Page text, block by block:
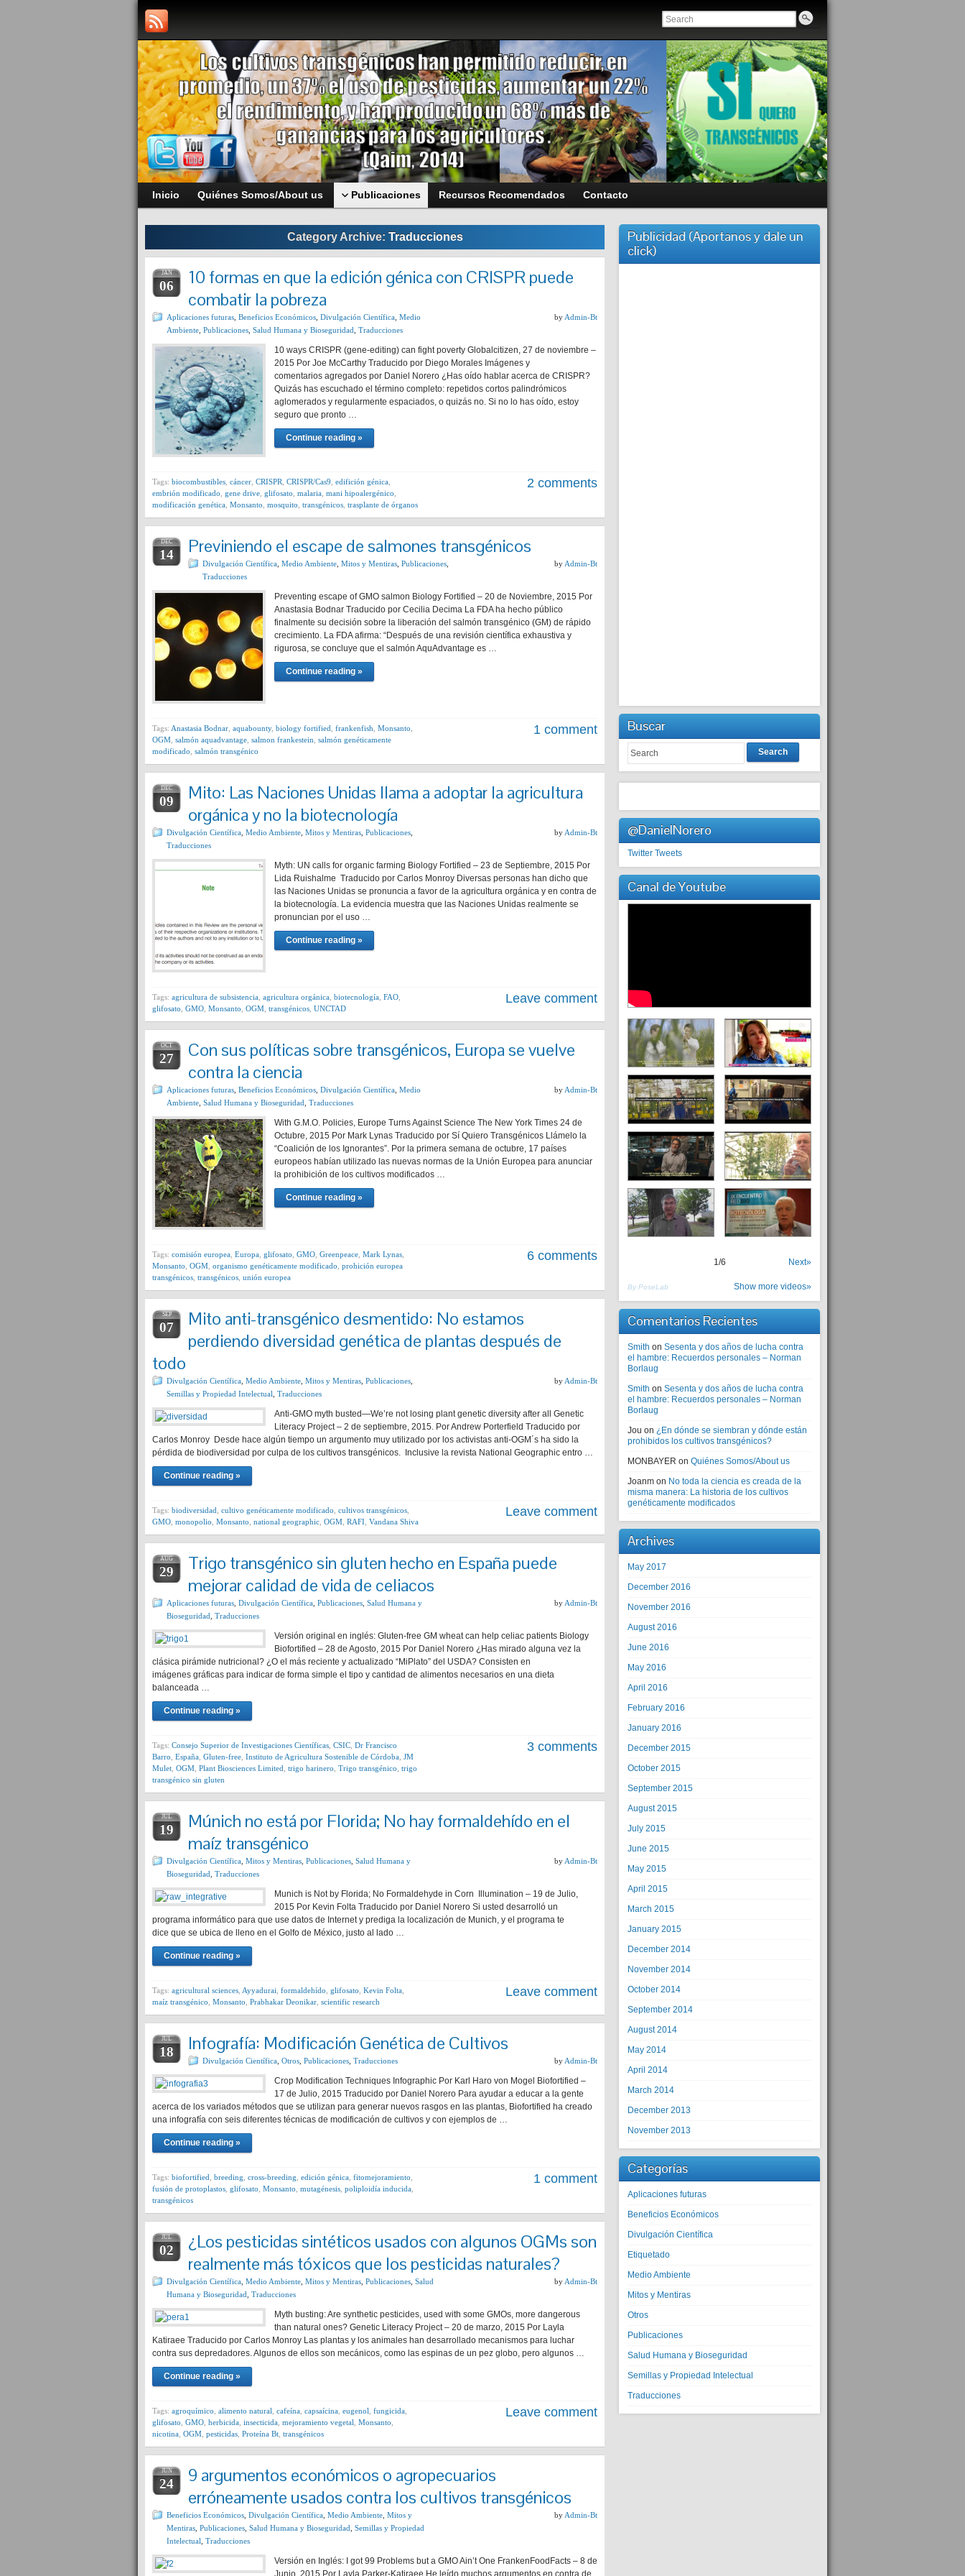
Inicio Quiénes Somos/About us Publicaciones Recursos Recomendados Contacto
Category Archive: Traducciones
JAN
06
10 formas en que la edición génica con CRISPR puede
combatir la pobreza
Aplicaciones futuras Beneficios Económicos Divulgación Científica Medio
Ambiente Publicaciones Salud Humana y Bioseguridad Traducciones
by Admin-Bt
10 ways CRISPR (gene-editing) can fight poverty Globalcitizen, 27 de noviembre –
2015 Por Joe McCarthy Traducido por Diego Morales Imágenes y
comentarios agregados por Daniel Norero ¿Has oído hablar acerca de CRISPR?
Quizás has escuchado el término completo: repetidos cortos palindrómicos
aglomerados y regularmente espaciados, o quizás no. Si no lo has oído, estoy
seguro que pronto …
Continue reading »
Tags: biocombustibles cáncer CRISPR CRISPR/Cas9 edifición génica
embrión modificado gene drive glifosato malaria mani hipoalergénico
modificación genética Monsanto mosquito transgénicos trasplante de órganos
2 comments
DEC
14 Previniendo el escape de salmones transgénicos
Divulgación Científica Medio Ambiente Mitos y Mentiras Publicaciones
Traducciones
by Admin-Bt
Preventing escape of GMO salmon Biology Fortified – 20 de Noviembre, 2015 Por
Anastasia Bodnar Traducido por Cecilia Decima La FDA ha hecho público
finalmente su decisión sobre la liberación del salmón transgénico (GM) de rápido
crecimiento. La FDA afirma: “Después de una revisión científica exhaustiva y
rigurosa, se concluye que el salmón AquAdvantage es …
Continue reading »
Tags: Anastasia Bodnar aquabounty, biology fortified frankenfish Monsanto
OGM salmón aquadvantage salmon frankestein salmón genéticamente
modificado salmón transgénico
1 comment
DEC
09
Mito: Las Naciones Unidas llama a adoptar la agricultura
orgánica y no la biotecnología
Divulgación Científica Medio Ambiente Mitos y Mentiras Publicaciones
Traducciones
by Admin-Bt
Myth: UN calls for organic farming Biology Fortified – 23 de Septiembre, 2015 Por
Lida Ruishalme Traducido por Carlos Monroy Diversas personas han dicho que
las Naciones Unidas se pronuncia a favor de la agricultura orgánica y en contra de
la biotecnología. La evidencia muestra que las Naciones Unidas realmente se
pronuncian por el uso …
Continue reading »
Tags: agricultura de subsistencia agricultura orgánica biotecnología FAO
glifosato GMO Monsanto OGM transgénicos UNCTAD
Leave comment
OCT
27
Con sus políticas sobre transgénicos, Europa se vuelve
contra la ciencia
Aplicaciones futuras Beneficios Económicos Divulgación Científica Medio
Ambiente Salud Humana y Bioseguridad Traducciones
by Admin-Bt
With G.M.O. Policies, Europe Turns Against Science The New York Times 24 de
Octubre, 2015 Por Mark Lynas Traducido por Sí Quiero Transgénicos Llámelo la
“Coalición de los Ignorantes”. Por la primera semana de octubre, 17 países
europeos habían utilizado las nuevas normas de la Unión Europea para anunciar
la prohibición de los cultivos modificados …
Continue reading »
Tags: comisión europea Europa glifosato GMO Greenpeace Mark Lynas
Monsanto OGM organismo genéticamente modificado prohición europea
transgénicos transgénicos unión europea
6 comments
SEP
07
Mito anti-transgénico desmentido: No estamos
perdiendo diversidad genética de plantas después de
todo
Divulgación Científica Medio Ambiente Mitos y Mentiras Publicaciones
Semillas y Propiedad Intelectual Traducciones
by Admin-Bt
Anti-GMO myth busted—We’re not losing plant genetic diversity after all Genetic
Literacy Project – 2 de septiembre, 2015. Por Andrew Porterfield Traducido por
Carlos Monroy Desde hace algún tiempo un argumento muy utilizado por los activistas anti-OGM´s ha sido la
pérdida de biodiversidad por culpa de los cultivos transgénicos. Inclusive la revista National Geographic entro …
Continue reading »
Tags: biodiversidad cultivo genéticamente modificado cultivos transgénicos
GMO monopolio Monsanto national geographic OGM RAFI Vandana Shiva
Leave comment
AUG
29
Trigo transgénico sin gluten hecho en España puede
mejorar calidad de vida de celiacos
Aplicaciones futuras Divulgación Científica Publicaciones Salud Humana y
Bioseguridad Traducciones
by Admin-Bt
Versión original en inglés: Gluten-free GM wheat can help celiac patients Biology
Biofortified – 28 de Agosto, 2015 Por Daniel Norero ¿Has mirado alguna vez la
clásica pirámide nutricional? ¿O el más reciente y actualizado “MiPlato” del USDA? Consisten en
imágenes gráficas para indicar de forma simple el tipo y cantidad de alimentos necesarios en una dieta
balanceada …
Continue reading »
Tags: Consejo Superior de Investigaciones Científicas CSIC Dr Francisco
Barro España Gluten-free Instituto de Agricultura Sostenible de Córdoba JM
Mulet OGM Plant Biosciences Limited trigo harinero Trigo transgénico trigo
transgénico sin gluten
3 comments
JUL
19
Múnich no está por Florida; No hay formaldehído en el
maíz transgénico
Divulgación Científica Mitos y Mentiras Publicaciones Salud Humana y
Bioseguridad Traducciones
by Admin-Bt
Munich is Not by Florida; No Formaldehyde in Corn Illumination – 19 de Julio,
2015 Por Kevin Folta Traducido por Daniel Norero Si usted desarrolló un
programa informático para que use datos de Internet y prediga la localización de Munich, y el programa te
dice que se ubica de lleno en el Golfo de México, justo al lado …
Continue reading »
Tags: agricultural sciences Ayyadurai formaldehído glifosato Kevin Folta
maíz transgénico Monsanto Prabhakar Deonikar scientific research
Leave comment
JUL
18 Infografía: Modificación Genética de Cultivos
Divulgación Científica Otros Publicaciones Traducciones by Admin-Bt
Crop Modification Techniques Infographic Por Karl Haro von Mogel Biofortified –
17 de Julio, 2015 Traducido por Daniel Norero Para ayudar a educar a la gente
acerca de los variados métodos que se utilizan para generar nuevos rasgos en las plantas, Biofortified ha creado
una infografía con seis diferentes técnicas de modificación de cultivos y con ejemplos de …
Continue reading »
Tags: biofortified breeding cross-breeding edición génica fitomejoramiento
fusión de protoplastos glifosato Monsanto mutagénesis poliploidía inducida
transgénicos
1 comment
JUL
02
¿Los pesticidas sintéticos usados con algunos OGMs son
realmente más tóxicos que los pesticidas naturales?
Divulgación Científica Medio Ambiente Mitos y Mentiras Publicaciones Salud
Humana y Bioseguridad Traducciones
by Admin-Bt
Myth busting: Are synthetic pesticides, used with some GMOs, more dangerous
than natural ones? Genetic Literacy Project – 20 de marzo, 2015 Por Layla
Katiraee Traducido por Carlos Monroy Las plantas y los animales han desarrollado mecanismos para luchar
contra sus depredadores. Algunos de ellos son mecánicos, como las espinas de un pez globo, pero algunos …
Continue reading »
Tags: agroquímico alimento natural cafeína capsaícina eugenol fungicida
glifosato GMO herbicida insecticida mejoramiento vegetal Monsanto
nicotina OGM pesticidas Proteína Bt transgénicos
Leave comment
JUN
24
9 argumentos económicos o agropecuarios
erróneamente usados contra los cultivos transgénicos
Beneficios Económicos Divulgación Científica Medio Ambiente Mitos y
Mentiras Publicaciones Salud Humana y Bioseguridad Semillas y Propiedad
Intelectual Traducciones
by Admin-Bt
Versión en Inglés: I got 99 Problems but a GMO Ain’t One FrankenFoodFacts – 8 de
Junio, 2015 Por Layla Parker-Katiraee He leído muchos argumentos en contra de
Publicidad (Aportanos y dale un
click)
Buscar
Search
@DanielNorero
Twitter Tweets
Canal de Youtube
1/6 Next»
By PoseLab Show more videos»
Comentarios Recientes
Smith on Sesenta y dos años de lucha contra
el hambre: Recuerdos personales – Norman
Borlaug
Smith on Sesenta y dos años de lucha contra
el hambre: Recuerdos personales – Norman
Borlaug
Jou on ¿En dónde se siembran y dónde están
prohibidos los cultivos transgénicos?
MONBAYER on Quiénes Somos/About us
Joanm on No toda la ciencia es creada de la
misma manera: La historia de los cultivos
genéticamente modificados
Archives
May 2017
December 2016
November 2016
August 2016
June 2016
May 2016
April 2016
February 2016
January 2016
December 2015
October 2015
September 2015
August 2015
July 2015
June 2015
May 2015
April 2015
March 2015
January 2015
December 2014
November 2014
October 2014
September 2014
August 2014
May 2014
April 2014
March 2014
December 2013
November 2013
Categorías
Aplicaciones futuras
Beneficios Económicos
Divulgación Científica
Etiquetado
Medio Ambiente
Mitos y Mentiras
Otros
Publicaciones
Salud Humana y Bioseguridad
Semillas y Propiedad Intelectual
Traducciones